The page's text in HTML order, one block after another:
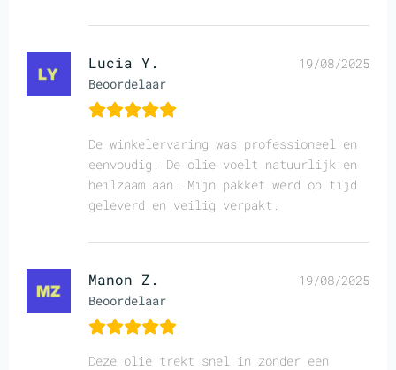
Lucia Y.
Beoordelaar
19/08/2025
De winkelervaring was professioneel en
eenvoudig. De olie voelt natuurlijk en
heilzaam aan. Mijn pakket werd op tijd
geleverd en veilig verpakt.
Manon Z.
Beoordelaar
19/08/2025
Deze olie trekt snel in zonder een